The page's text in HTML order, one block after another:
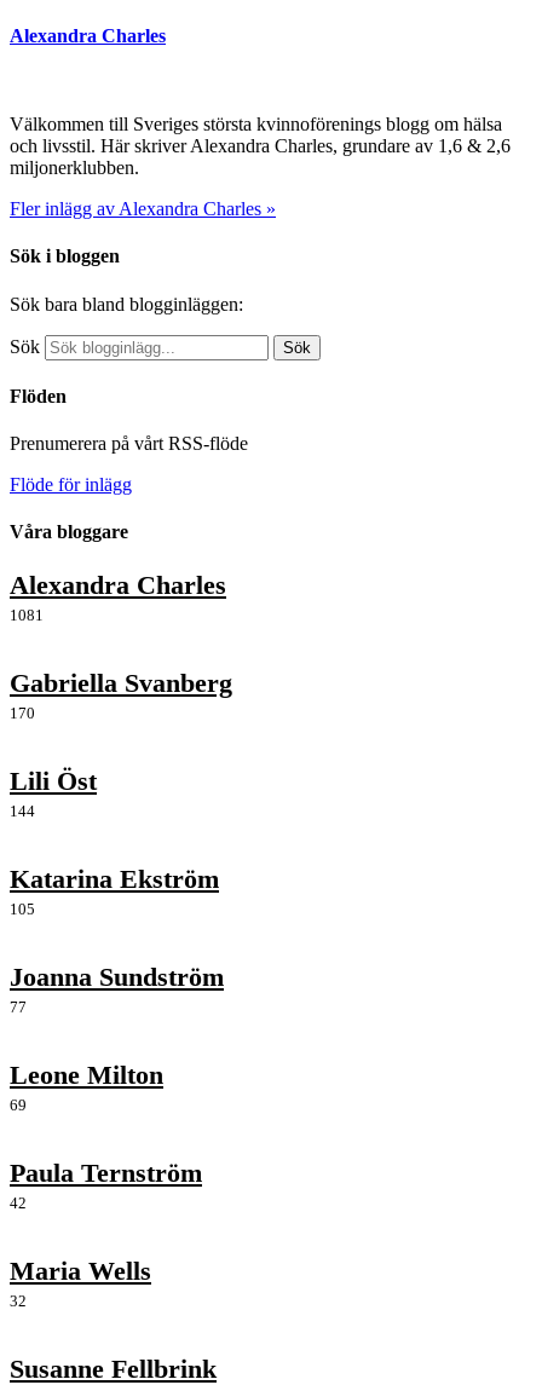
Alexandra Charles
Välkommen till Sveriges största kvinnoförenings blogg om hälsa
och livsstil. Här skriver Alexandra Charles, grundare av 1,6 & 2,6
miljonerklubben.
Fler inlägg av Alexandra Charles »
Sök i bloggen
Sök bara bland blogginläggen:
Sök Sök
Flöden
Prenumerera på vårt RSS-flöde
Flöde för inlägg
Våra bloggare
Alexandra Charles
1081
Gabriella Svanberg
170
Lili Öst
144
Katarina Ekström
105
Joanna Sundström
77
Leone Milton
69
Paula Ternström
42
Maria Wells
32
Susanne Fellbrink